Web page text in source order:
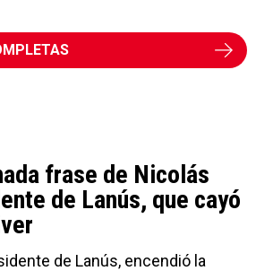
frase de Nicolás
de Lanús, que cayó
de Lanús, encendió la